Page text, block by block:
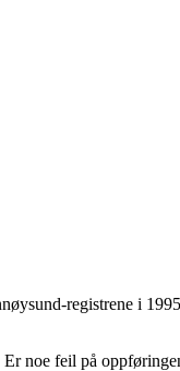
registrene i
Er noe feil på